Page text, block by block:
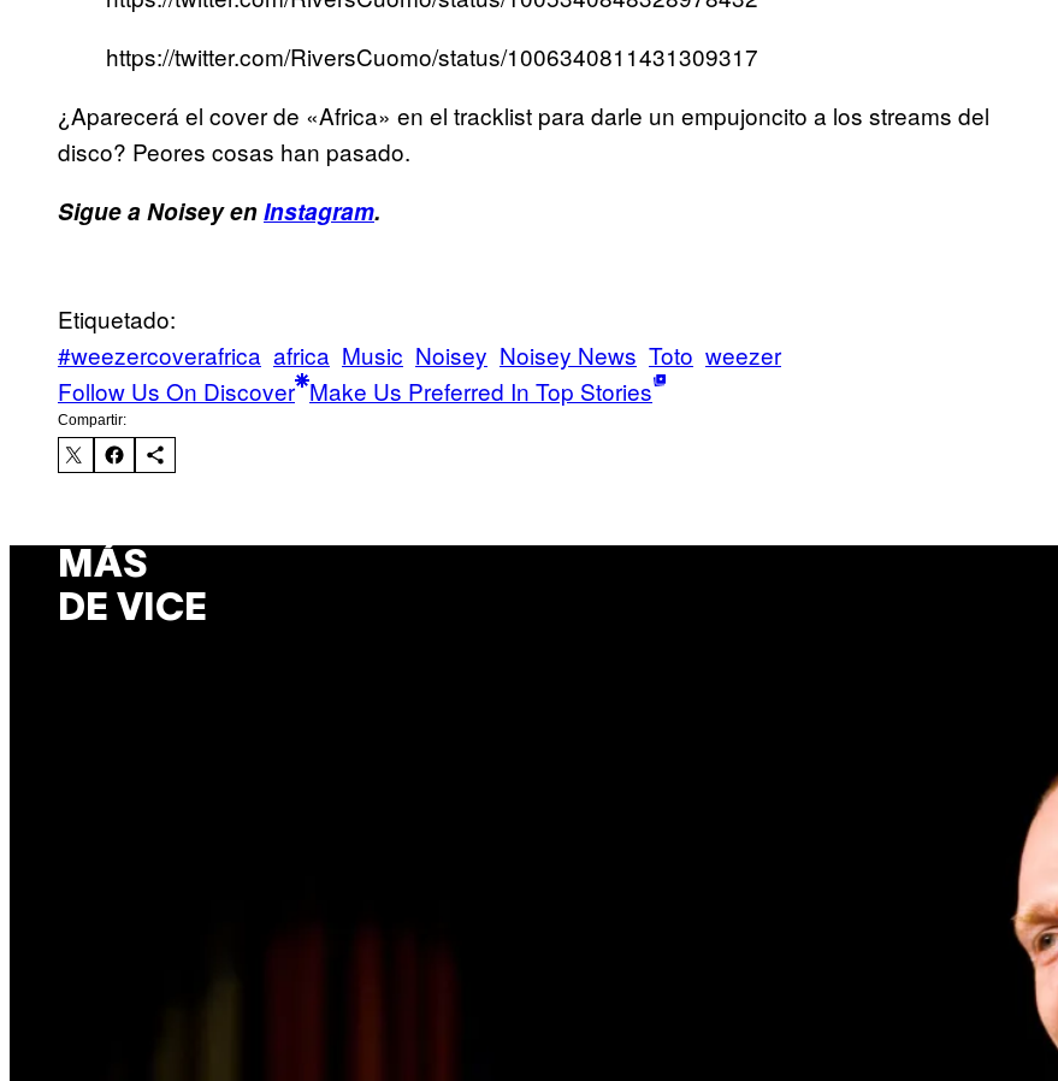
https://twitter.com/RiversCuomo/status/1006340811431309317
¿Aparecerá el cover de «Africa» en el tracklist para darle un empujoncito a los streams del
disco? Peores cosas han pasado.
Sigue a Noisey enInstagram.
Etiquetado:
#weezercoverafrica africa Music Noisey Noisey News Toto weezer
Follow Us On Discover Make Us Preferred In Top Stories
Compartir:
MÁS
DE VICE